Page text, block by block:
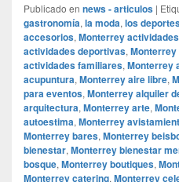
Publicado en news - articulos |
gastronomía, la moda, los
accesorios, Monterrey
actividades deportivas,
actividades familiares, Monterrey
acupuntura, Monterrey aire libre,
para eventos, Monterrey alquiler
arquitectura, Monterrey arte,
autoestima, Monterrey
Monterrey bares, Monterrey
bienestar, Monterrey bienestar
bosque, Monterrey boutiques,
Monterrey catering, Monterrey